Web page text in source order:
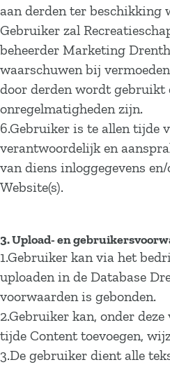
aan derden ter beschikking
Gebruiker zal
beheerder Marketing
waarschuwen bij
door derden wordt gebruikt
onregelmatigheden zijn.
6.Gebruiker is te allen tijde
verantwoordelijk en
van diens inloggegevens
Website(s).
3. Upload- en
1.Gebruiker kan via het
uploaden in de Database
voorwaarden is gebonden.
2.Gebruiker kan, onder
tijde Content toevoegen,
3.De gebruiker dient alle